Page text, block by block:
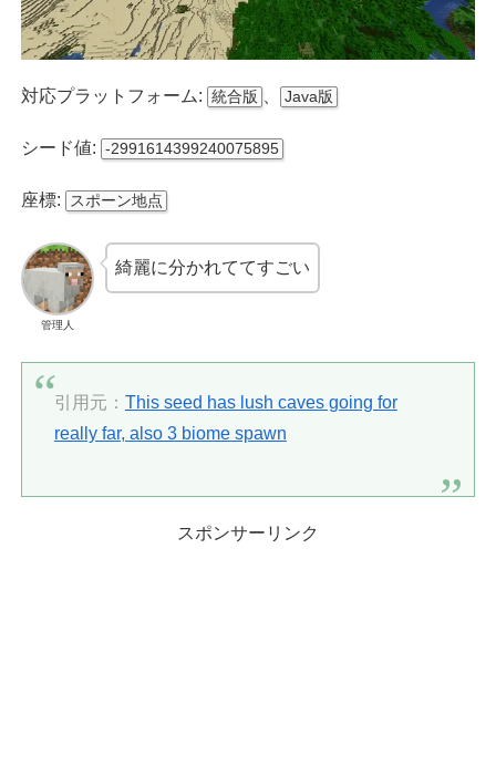
対応プラットフォーム: 統合版 Java版
シード値: -2991614399240075895
座標: スポーン地点
管理人
綺麗に分かれててすごい
引用元： This seed has lush caves going for
really far, also 3 biome spawn
スポンサーリンク